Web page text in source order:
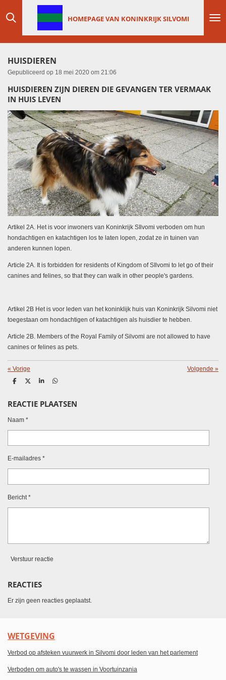
direct
de
HOMEPAGE VAN KONINKRIJK SILVOMI
HUISDIEREN
Gepubliceerd op 18 mei 2020 om 21:06
HUISDIEREN ZIJN DIEREN DIE GEVANGEN TER VERMAAK
IN HUIS LEVEN
Artikel 2A. Het is voor inwoners van Koninkrijk SIlvomi verboden om hun
hondachtigen en katachtigen los te laten lopen, zodat ze in tuinen van
anderen kunnen lopen.
Article 2A. It is forbidden for residents of Kingdom of SIlvomi to let go of their
canines and felines, so that they can walk in other people's gardens.
Artikel 2B Het is voor leden van het koninklijk huis van Koninkrijk Silvomi niet
toegestaan om hondachtigen of katachtigen als huisdier te hebben.
Article 2B. Members of the Royal Family of Silvomi are not allowed to have
canines or felines as pets.
« Vorige Volgende »
D
e
n
D
l
S
r
e
D
e
n
REACTIE PLAATSEN
Naam *
E-mailadres *
Bericht *
Verstuur reactie
REACTIES
Er zijn geen reacties geplaatst.
WETGEVING
Verbod op afsteken vuurwerk in Silvomi door leden van het parlement
Verboden om auto's te wassen in Voortuinzania